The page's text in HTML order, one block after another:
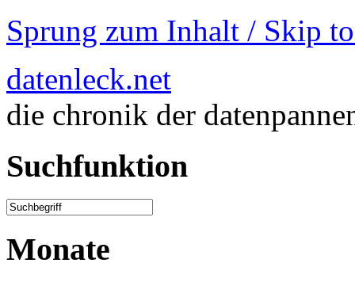
Sprung zum Inhalt / Skip
datenleck.net
die chronik der
Suchfunktion
Monate